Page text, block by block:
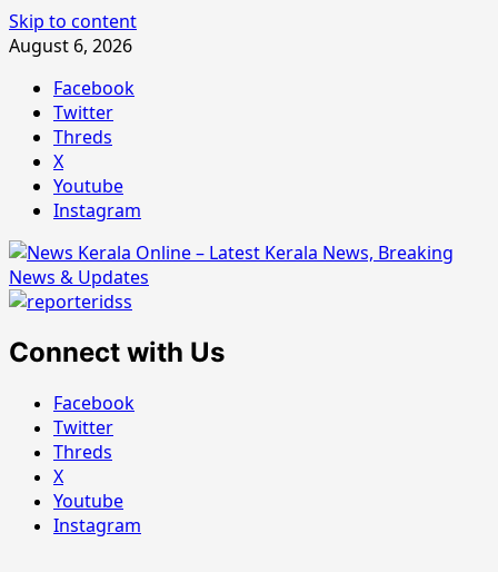
Skip to content
August 6, 2026
Facebook
Twitter
Threds
X
Youtube
Instagram
Connect with Us
Facebook
Twitter
Threds
X
Youtube
Instagram